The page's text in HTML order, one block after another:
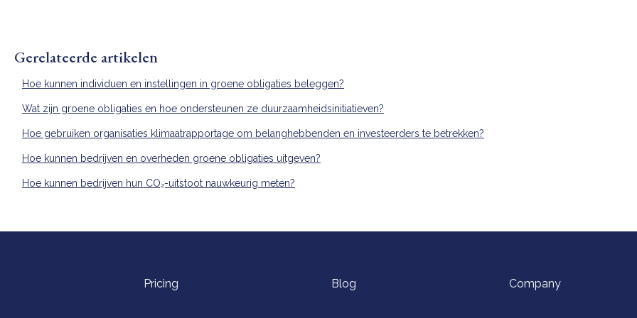
Gerelateerde artikelen
Hoe kunnen individuen en instellingen in groene obligaties beleggen?
Wat zijn groene obligaties en hoe ondersteunen ze duurzaamheidsinitiatieven?
Hoe gebruiken organisaties klimaatrapportage om belanghebbenden en investeerders te betrekken?
Hoe kunnen bedrijven en overheden groene obligaties uitgeven?
Hoe kunnen bedrijven hun CO₂-uitstoot nauwkeurig meten?
Pricing Blog Company